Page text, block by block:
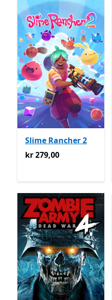
Slime Rancher 2
kr 279,00
kr 279,00